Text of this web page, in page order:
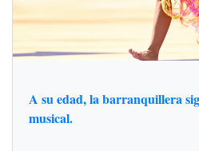
A su edad, la barranquillera
musical.